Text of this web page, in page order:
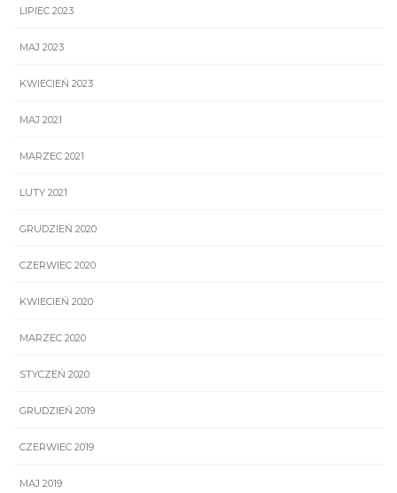
LIPIEC 2023
MAJ 2023
KWIECIEŃ 2023
MAJ 2021
MARZEC 2021
LUTY 2021
GRUDZIEŃ 2020
CZERWIEC 2020
KWIECIEŃ 2020
MARZEC 2020
STYCZEŃ 2020
GRUDZIEŃ 2019
CZERWIEC 2019
MAJ 2019